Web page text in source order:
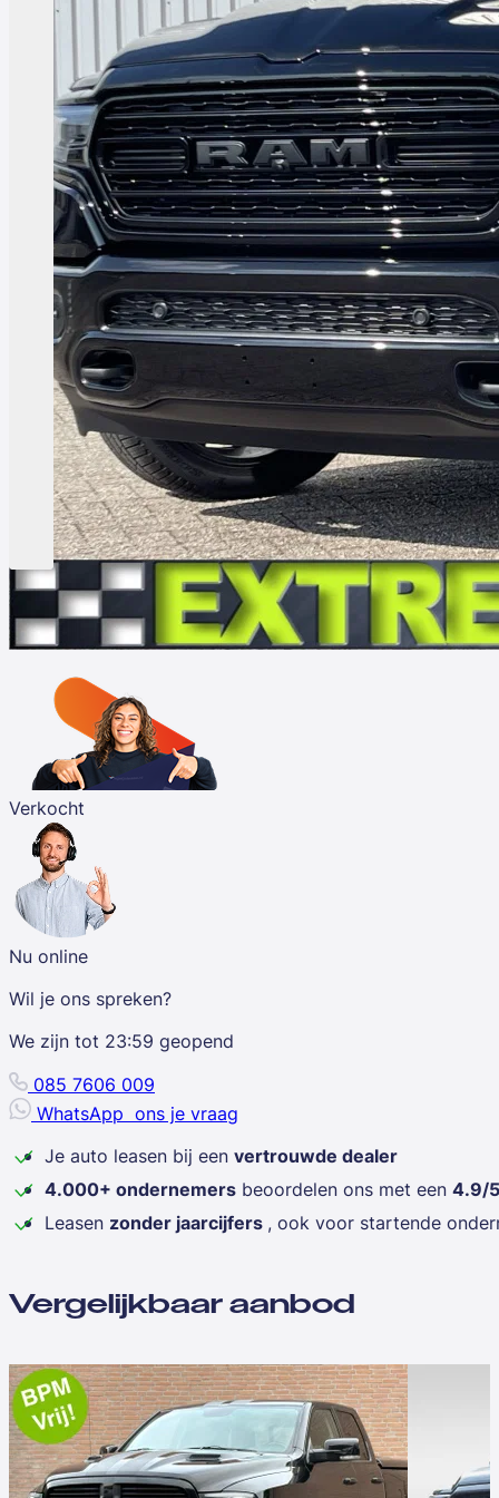
Verkocht
Nu online
Wil je ons spreken?
We zijn tot 23:59 geopend
085 7606 009
WhatsApp ons je vraag
Je auto leasen bij een vertrouwde dealer
4.000+ ondernemers beoordelen ons met een 4.9/5
Leasen zonder jaarcijfers , ook voor startende
Vergelijkbaar aanbod